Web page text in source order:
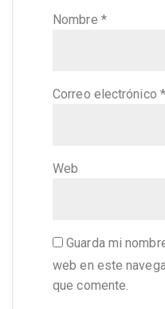
Nombre *
Correo electrónico *
Web
Guarda mi
web en este
que comente.